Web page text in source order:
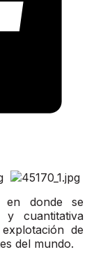
donde se
y cuantitativa
de
del mundo.